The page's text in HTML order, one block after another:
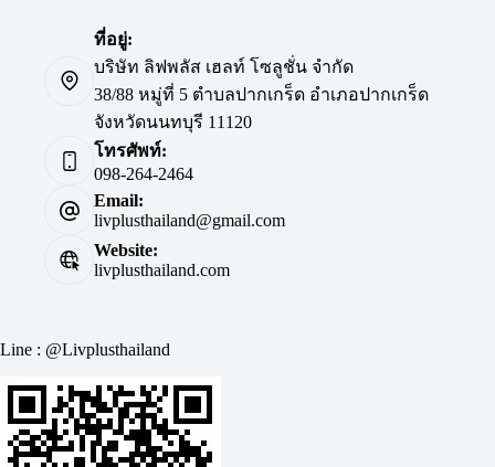
ที่อยู่:
บริษัท ลิฟพลัส เฮลท์ โซลูชั่น จำกัด
38/88 หมู่ที่ 5 ตำบลปากเกร็ด อำเภอปากเกร็ด
จังหวัดนนทบุรี 11120
โทรศัพท์:
098-264-2464
Email:
livplusthailand@gmail.com
Website:
livplusthailand.com
Line : @Livplusthailand